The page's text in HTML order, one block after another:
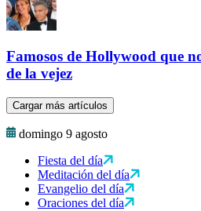
Famosos de Hollywood que
de la vejez
Cargar más artículos
domingo 9 agosto
Fiesta del día
Meditación del día
Evangelio del día
Oraciones del día